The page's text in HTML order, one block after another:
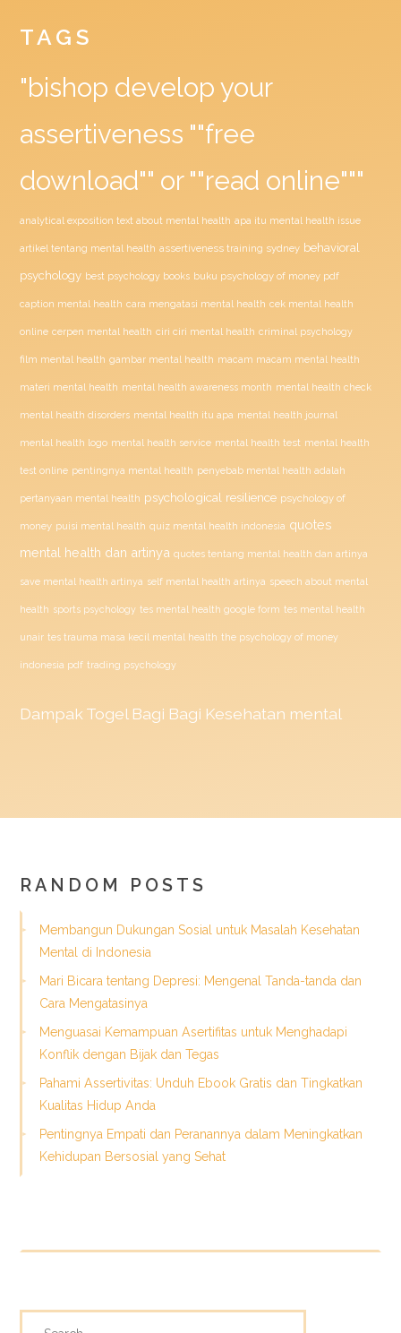
TAGS
"bishop develop your
assertiveness ""free
download"" or ""read online"""
analytical exposition text about mental health apa itu mental health issue
artikel tentang mental health assertiveness training sydney behavioral
psychology best psychology books buku psychology of money pdf
caption mental health cara mengatasi mental health cek mental health
online cerpen mental health ciri ciri mental health criminal psychology
film mental health gambar mental health macam macam mental health
materi mental health mental health awareness month mental health check
mental health disorders mental health itu apa mental health journal
mental health logo mental health service mental health test mental health
test online pentingnya mental health penyebab mental health adalah
pertanyaan mental health psychological resilience psychology of
money puisi mental health quiz mental health indonesia quotes
mental health dan artinya quotes tentang mental health dan artinya
save mental health artinya self mental health artinya speech about mental
health sports psychology tes mental health google form tes mental health
unair tes trauma masa kecil mental health the psychology of money
indonesia pdf trading psychology
Dampak Togel Bagi Bagi Kesehatan mental
RANDOM POSTS
Membangun Dukungan Sosial untuk Masalah Kesehatan
Mental di Indonesia
Mari Bicara tentang Depresi: Mengenal Tanda-tanda dan
Cara Mengatasinya
Menguasai Kemampuan Asertifitas untuk Menghadapi
Konflik dengan Bijak dan Tegas
Pahami Assertivitas: Unduh Ebook Gratis dan Tingkatkan
Kualitas Hidup Anda
Pentingnya Empati dan Peranannya dalam Meningkatkan
Kehidupan Bersosial yang Sehat